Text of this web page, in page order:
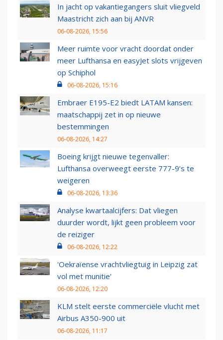
In jacht op vakantiegangers sluit vliegveld
Maastricht zich aan bij ANVR
06-08-2026, 15:56
Meer ruimte voor vracht doordat onder
meer Lufthansa en easyJet slots vrijgeven
op Schiphol
06-08-2026, 15:16
Embraer E195-E2 biedt LATAM kansen:
maatschappij zet in op nieuwe
bestemmingen
06-08-2026, 14:27
Boeing krijgt nieuwe tegenvaller:
Lufthansa overweegt eerste 777-9’s te
weigeren
06-08-2026, 13:36
Analyse kwartaalcijfers: Dat vliegen
duurder wordt, lijkt geen probleem voor
de reiziger
06-08-2026, 12:22
'Oekraïense vrachtvliegtuig in Leipzig zat
vol met munitie'
06-08-2026, 12:20
KLM stelt eerste commerciële vlucht met
Airbus A350-900 uit
06-08-2026, 11:17